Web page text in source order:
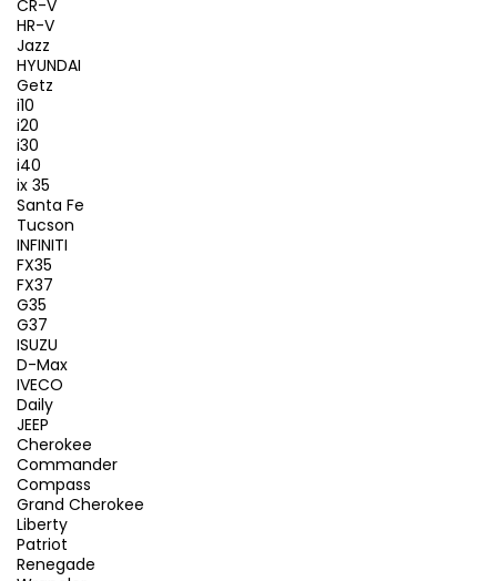
CR-V
HR-V
Jazz
HYUNDAI
Getz
i10
i20
i30
i40
ix 35
Santa Fe
Tucson
INFINITI
FX35
FX37
G35
G37
ISUZU
D-Max
IVECO
Daily
JEEP
Cherokee
Commander
Compass
Grand Cherokee
Liberty
Patriot
Renegade